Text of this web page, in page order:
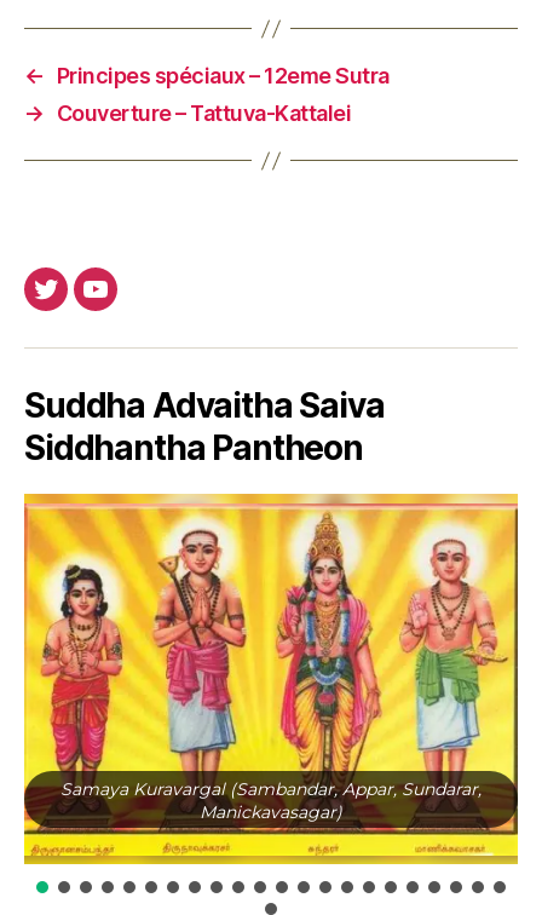
←
Principes spéciaux – 12eme Sutra
→
Couverture – Tattuva-Kattalei
TwitterYoutube
Suddha Advaitha Saiva
Siddhantha Pantheon
Samaya Kuravargal (Sambandar, Appar, Sundarar,
Manickavasagar)